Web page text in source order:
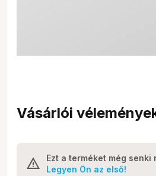
Vásárlói
Ezt a terméket még senki
Legyen Ön az első!